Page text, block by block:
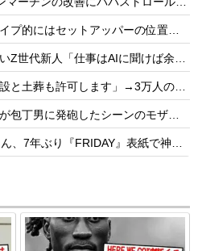
ットアッパーの位置が一番合うてる」←おーん
ば余裕w」俺「AI以下でごめんね」→指導やめて放置プレイした結果w
も許可します」→3万人の反対署名も却下
砲したシーンのモザ無し映像が公開される。
ぶり『FRIDAY』表紙で神ボディ大解放